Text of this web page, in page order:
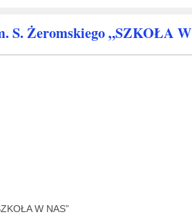
Żeromskiego „SZKOŁA W
W NAS”